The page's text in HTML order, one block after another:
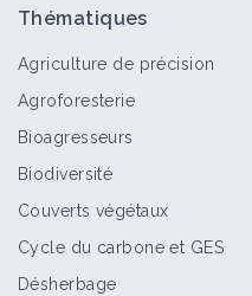
Thématiques
Agriculture de précision
Agroforesterie
Bioagresseurs
Biodiversité
Couverts végétaux
Cycle du carbone et GES
Désherbage